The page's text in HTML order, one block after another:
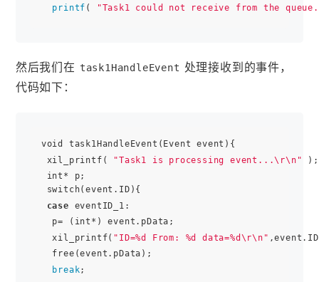
printf ( "Task1 could not receive from the
然后我们在 task1HandleEvent 处理接收到的事件，
代码如下：
void task1HandleEvent(Event event){
xil_printf(
"Task1 is processing event...\r\n" );
int* p;
switch(event.ID){
case eventID_1:
p= (int*) event.pData;
xil_printf( "ID=%d From: %d data=%d\r\n"
free(event.pData);
break;